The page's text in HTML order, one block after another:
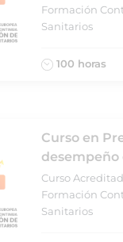
Formación
Sanitarios
100 horas
Curso en
desempeño
Curso
Formación
Sanitarios